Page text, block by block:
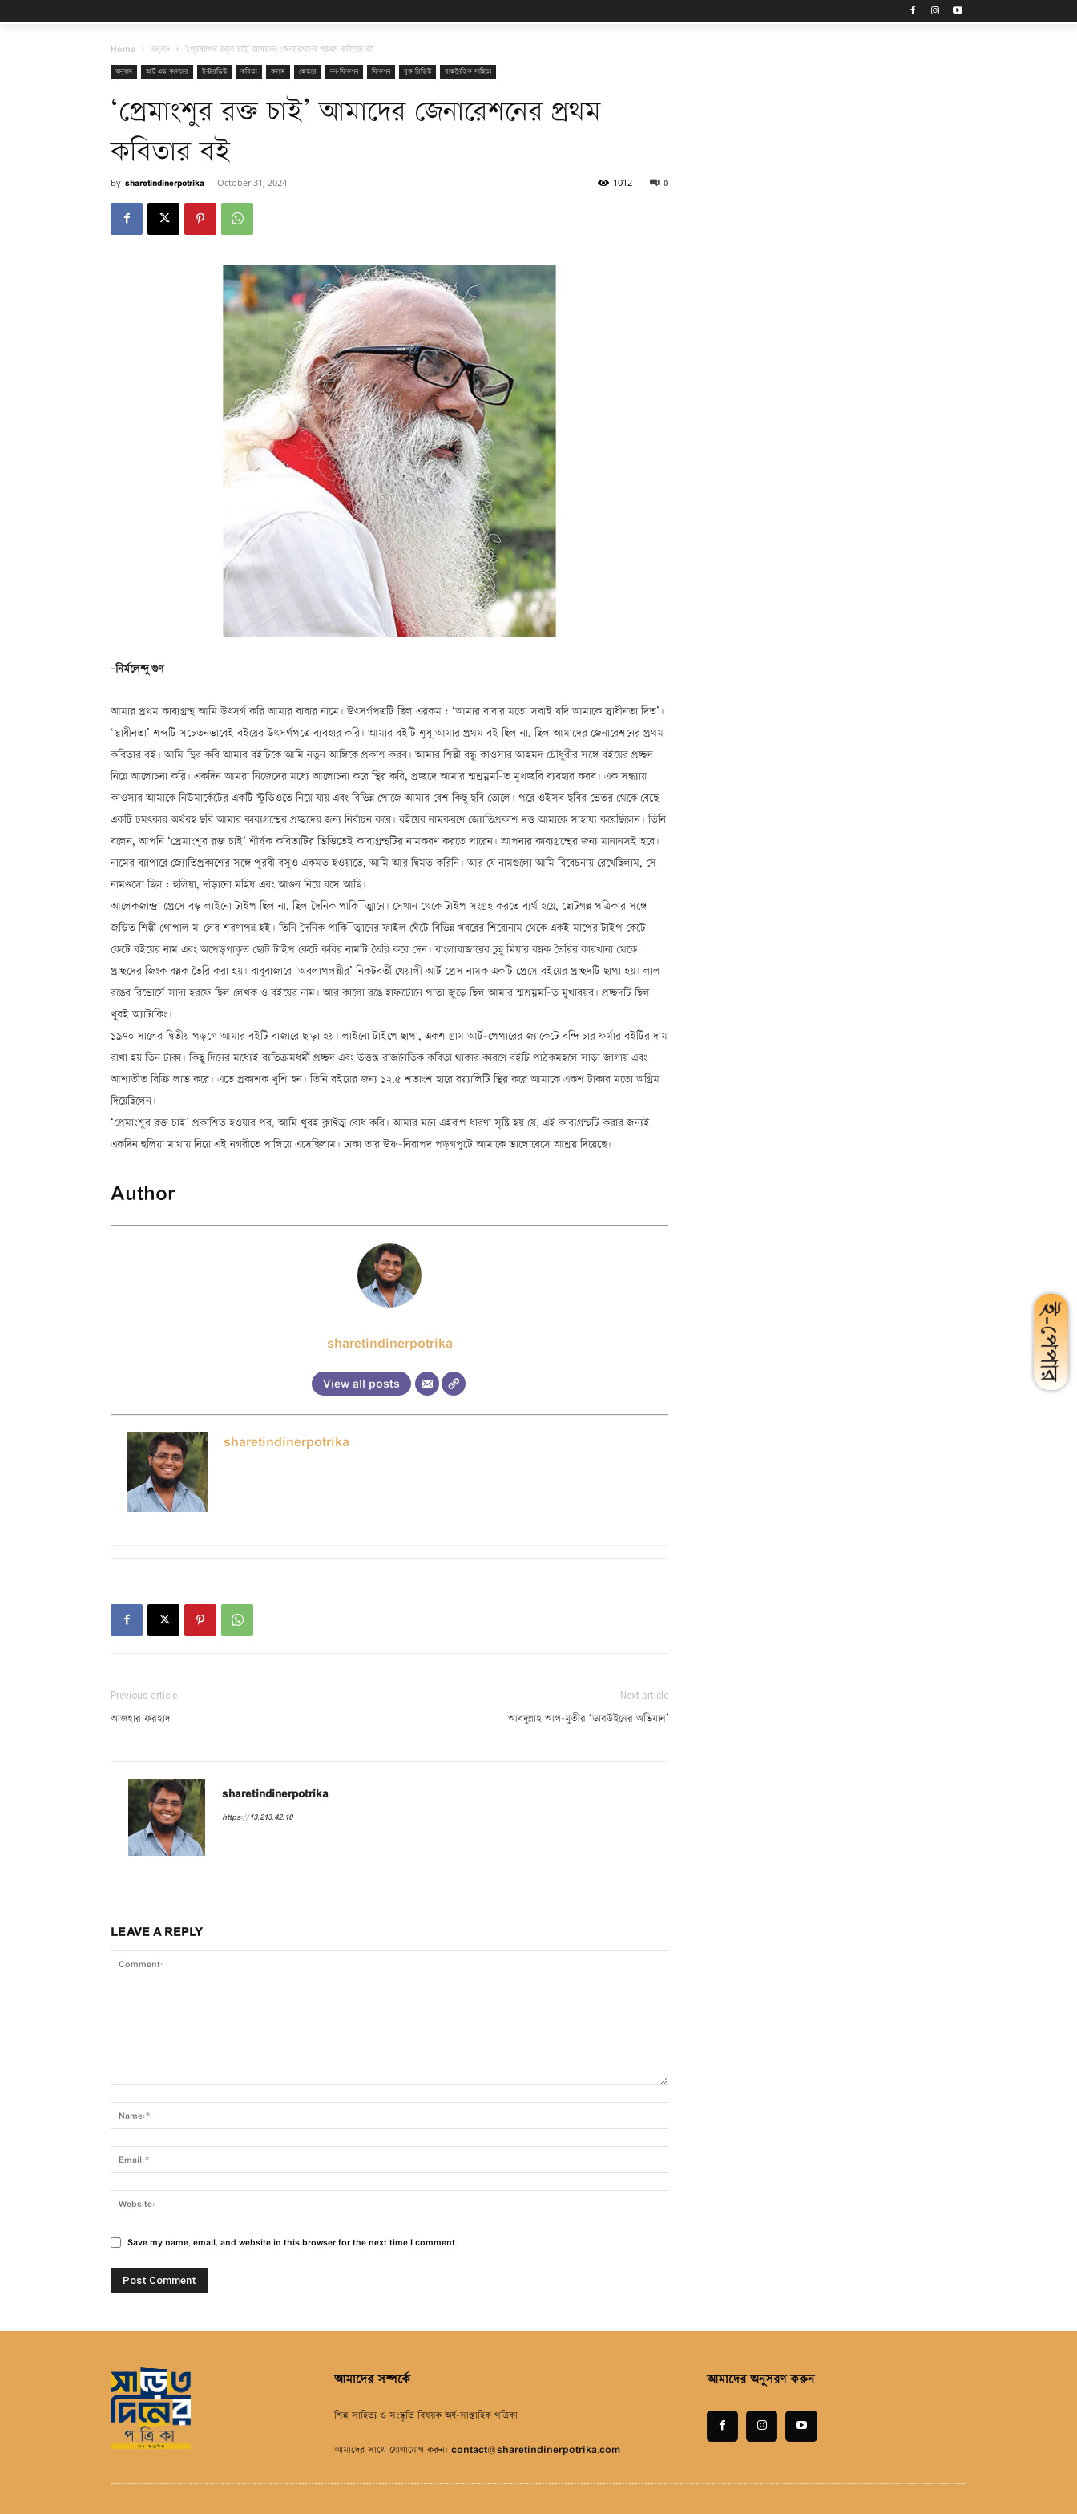
Home অনুবাদ ‘প্রেমাংশুর রক্ত চাই’ আমাদের জেনারেশনের প্রথম কবিতার বই
অনুবাদ আর্ট এন্ড কালচার ইন্টারভিউ কবিতা কলাম জেন্ডার নন-ফিকশন ফিকশন বুক রিভিউ রাজনৈতিক সাহিত্য
‘প্রেমাংশুর রক্ত চাই’ আমাদের জেনারেশনের প্রথম
কবিতার বই
By sharetindinerpotrika - October 31, 2024 0
1012
-নির্মলেন্দু গুণ
আমার প্রথম কাব্যগ্রন্থ আমি উৎসর্গ করি আমার বাবার নামে। উৎসর্গপত্রটি ছিল এরকম : ‘আমার বাবার মতো সবাই যদি আমাকে স্বাধীনতা দিত’।
‘স্বাধীনতা’ শব্দটি সচেতনভাবেই বইয়ের উৎসর্গপত্রে ব্যবহার করি। আমার বইটি শুধু আমার প্রথম বই ছিল না, ছিল আমাদের জেনারেশনের প্রথম
কবিতার বই। আমি স্থির করি আমার বইটিকে আমি নতুন আঙ্গিকে প্রকাশ করব। আমার শিল্পী বন্ধু কাওসার আহমদ চৌধুরীর সঙ্গে বইয়ের প্রচ্ছদ
নিয়ে আলোচনা করি। একদিন আমরা নিজেদের মধ্যে আলোচনা করে স্থির করি, প্রচ্ছদে আমার শ্মশ্রম্নম-িত মুখচ্ছবি ব্যবহার করব। এক সন্ধ্যায়
কাওসার আমাকে নিউমার্কেটের একটি স্টুডিওতে নিয়ে যায় এবং বিভিন্ন পোজে আমার বেশ কিছু ছবি তোলে। পরে ওইসব ছবির ভেতর থেকে বেছে
একটি চমৎকার অর্থবহ ছবি আমার কাব্যগ্রন্থের প্রচ্ছদের জন্য নির্বাচন করে। বইয়ের নামকরণে জ্যোতিপ্রকাশ দত্ত আমাকে সাহায্য করেছিলেন। তিনি
বলেন, আপনি ‘প্রেমাংশুর রক্ত চাই’ শীর্ষক কবিতাটির ভিত্তিতেই কাব্যগ্রন্থটির নামকরণ করতে পারেন। আপনার কাব্যগ্রন্থের জন্য মানানসই হবে।
নামের ব্যাপারে জ্যোতিপ্রকাশের সঙ্গে পূরবী বসুও একমত হওয়াতে, আমি আর দ্বিমত করিনি। আর যে নামগুলো আমি বিবেচনায় রেখেছিলাম, সে
নামগুলো ছিল : হুলিয়া, দাঁড়ানো মহিষ এবং আগুন নিয়ে বসে আছি।
আলেকজান্দ্রা প্রেসে বড় লাইনো টাইপ ছিল না, ছিল দৈনিক পাকি¯ত্মানে। সেখান থেকে টাইপ সংগ্রহ করতে ব্যর্থ হয়ে, ছোটগল্প পত্রিকার সঙ্গে
জড়িত শিল্পী গোপাল ম-লের শরণাপন্ন হই। তিনি দৈনিক পাকি¯ত্মানের ফাইল ঘেঁটে বিভিন্ন খবরের শিরোনাম থেকে একই মাপের টাইপ কেটে
কেটে বইয়ের নাম এবং অপেড়্গাকৃত ছোট টাইপ কেটে কবির নামটি তৈরি করে দেন। বাংলাবাজারের চুন্নু মিয়ার বস্নক তৈরির কারখানা থেকে
প্রচ্ছদের জিংক বস্নক তৈরি করা হয়। বাবুবাজারে ‘অবলাপলস্নীর’ নিকটবর্তী খেয়ালী আর্ট প্রেস নামক একটি প্রেসে বইয়ের প্রচ্ছদটি ছাপা হয়। লাল
রঙের রিভোর্সে সাদা হরফে ছিল লেখক ও বইয়ের নাম। আর কালো রঙে হাফটোনে পাতা জুড়ে ছিল আমার শ্মশ্রম্নম-িত মুখাবয়ব। প্রচ্ছদটি ছিল
খুবই অ্যাটাকিং।
১৯৭০ সালের দ্বিতীয় পড়্গে আমার বইটি বাজারে ছাড়া হয়। লাইনো টাইপে ছাপা, একশ গ্রাম আর্ট-পেপারের জ্যাকেটে বন্দি চার ফর্মার বইটির দাম
রাখা হয় তিন টাকা। কিছু দিনের মধ্যেই ব্যতিক্রমধর্মী প্রচ্ছদ এবং উত্তপ্ত রাজনৈতিক কবিতা থাকার কারণে বইটি পাঠকমহলে সাড়া জাগায় এবং
আশাতীত বিক্রি লাভ করে। এতে প্রকাশক খুশি হন। তিনি বইয়ের জন্য ১২.৫ শতাংশ হারে রয়্যালিটি স্থির করে আমাকে একশ টাকার মতো অগ্রিম
দিয়েছিলেন।
‘প্রেমাংশুর রক্ত চাই’ প্রকাশিত হওয়ার পর, আমি খুবই ক্লাšত্ম বোধ করি। আমার মনে এইরূপ ধারণা সৃষ্টি হয় যে, এই কাব্যগ্রন্থটি করার জন্যই
একদিন হুলিয়া মাথায় নিয়ে এই নগরীতে পালিয়ে এসেছিলাম। ঢাকা তার উষ্ণ-নিরাপদ পড়্গপুটে আমাকে ভালোবেসে আশ্রয় দিয়েছে।
Author
sharetindinerpotrika
View all posts
sharetindinerpotrika
Previous article
আজহার ফরহাদ
Next article
আবদুল্লাহ আল-মুতীর ‘ডারউইনের অভিযান’
sharetindinerpotrika
https://13.213.42.10
LEAVE A REPLY
Save my name, email, and website in this browser for the next time I comment.
আমাদের সম্পর্কে
শিল্প সাহিত্য ও সংস্কৃতি বিষয়ক অর্ধ-সাপ্তাহিক পত্রিকা
আমাদের সাথে যোগাযোগ করুন: contact@sharetindinerpotrika.com
আমাদের অনুসরণ করুন